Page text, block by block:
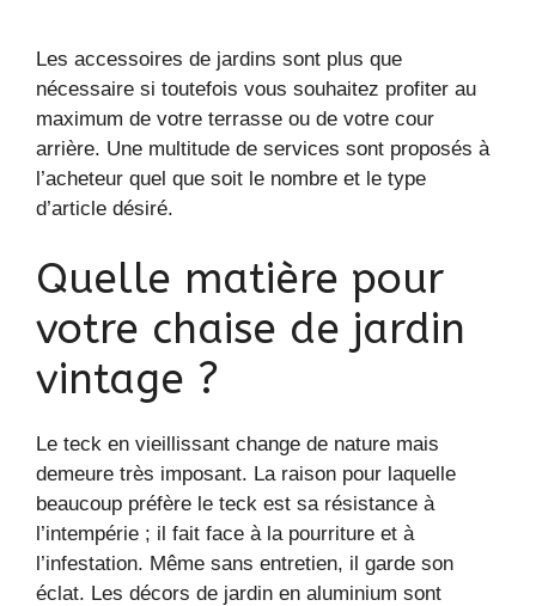
Les accessoires de jardins sont plus que
nécessaire si toutefois vous souhaitez profiter au
maximum de votre terrasse ou de votre cour
arrière. Une multitude de services sont proposés à
l’acheteur quel que soit le nombre et le type
d’article désiré.
Quelle matière pour
votre chaise de jardin
vintage ?
Le teck en vieillissant change de nature mais
demeure très imposant. La raison pour laquelle
beaucoup préfère le teck est sa résistance à
l’intempérie ; il fait face à la pourriture et à
l’infestation. Même sans entretien, il garde son
éclat. Les décors de jardin en aluminium sont